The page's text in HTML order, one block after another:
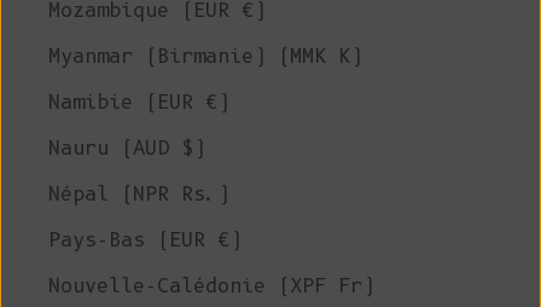
Mozambique (EUR €)
Myanmar (Birmanie) (MMK K)
Namibie (EUR €)
Nauru (AUD $)
Népal (NPR Rs.)
Pays-Bas (EUR €)
Nouvelle-Calédonie (XPF Fr)